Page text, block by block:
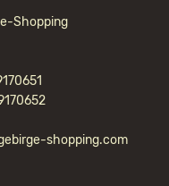
Shopping
shopping.com